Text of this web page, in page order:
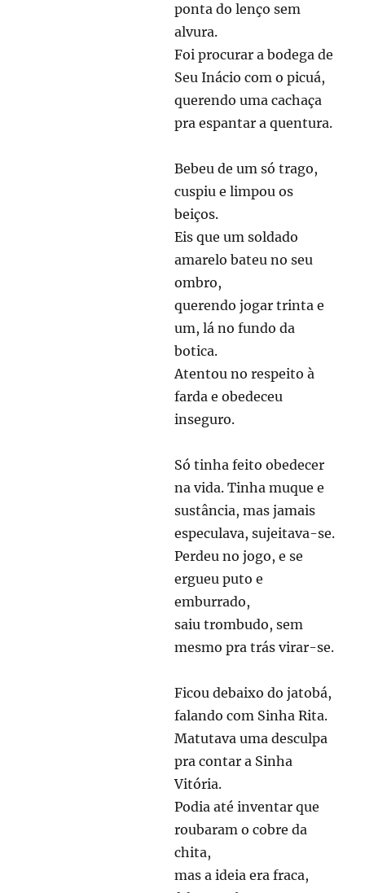
ponta do lenço sem
alvura.
Foi procurar a bodega de
Seu Inácio com o picuá,
querendo uma cachaça
pra espantar a quentura.
Bebeu de um só trago,
cuspiu e limpou os
beiços.
Eis que um soldado
amarelo bateu no seu
ombro,
querendo jogar trinta e
um, lá no fundo da
botica.
Atentou no respeito à
farda e obedeceu
inseguro.
Só tinha feito obedecer
na vida. Tinha muque e
sustância, mas jamais
especulava, sujeitava-se.
Perdeu no jogo, e se
ergueu puto e
emburrado,
saiu trombudo, sem
mesmo pra trás virar-se.
Ficou debaixo do jatobá,
falando com Sinha Rita.
Matutava uma desculpa
pra contar a Sinha
Vitória.
Podia até inventar que
roubaram o cobre da
chita,
mas a ideia era fraca,